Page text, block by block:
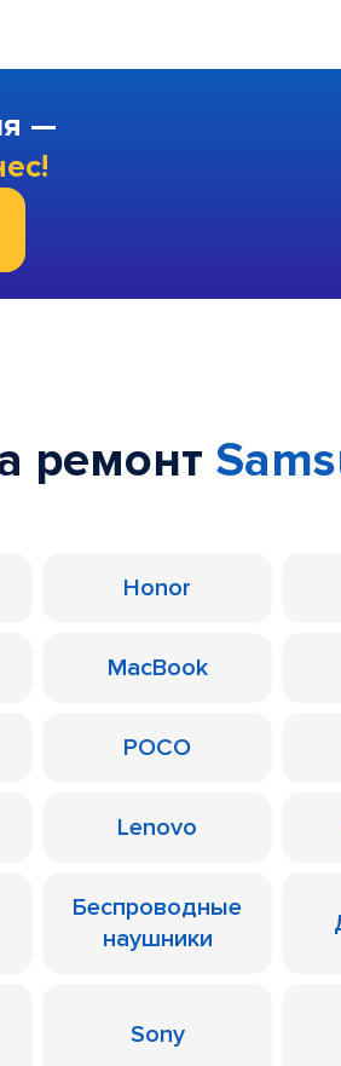
—
ремонт
Honor
MacBook
POCO
Lenovo
Беспроводные
наушники
Sony